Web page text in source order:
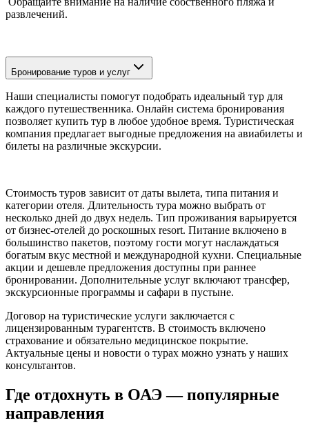
развлечений.
Бронирование туров и услуг
Наши специалисты помогут подобрать идеальный тур для
каждого путешественника. Онлайн система бронирования
позволяет купить тур в любое удобное время. Туристическая
компания предлагает выгодные предложения на авиабилеты и
билеты на различные экскурсии.
Стоимость туров зависит от даты вылета, типа питания и
категории отеля. Длительность тура можно выбрать от
несколько дней до двух недель. Тип проживания варьируется
от бизнес-отелей до роскошных resort. Питание включено в
большинство пакетов, поэтому гости могут наслаждаться
богатым вкус местной и международной кухни. Специальные
акции и дешевле предложения доступны при раннее
бронировании. Дополнительные услуг включают трансфер,
экскурсионные программы и сафари в пустыне.
Договор на туристические услуги заключается с
лицензированным турагентств. В стоимость включено
страхование и обязательно медицинское покрытие.
Актуальные цены и новости о турах можно узнать у наших
консультантов.
Где отдохнуть в ОАЭ — популярные
направления